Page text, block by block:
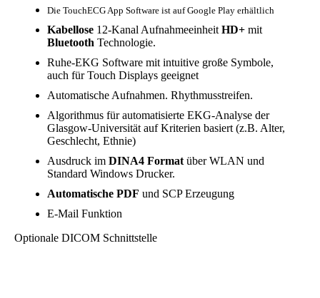
Die TouchECG App Software ist auf Google Play erhältlich
Kabellose 12-Kanal AufnahmeeinheitHD+ mit
Bluetooth Technologie.
Ruhe-EKG Software mit intuitive große Symbole,
auch für Touch Displays geeignet
Automatische Aufnahmen. Rhythmusstreifen.
Algorithmus für automatisierte EKG-Analyse der
Glasgow-Universität auf Kriterien basiert (z.B. Alter,
Geschlecht, Ethnie)
Ausdruck im DINA4 Formatüber WLAN und
Standard Windows Drucker.
Automatische PDF und SCP Erzeugung
E-Mail Funktion
Optionale DICOM Schnittstelle